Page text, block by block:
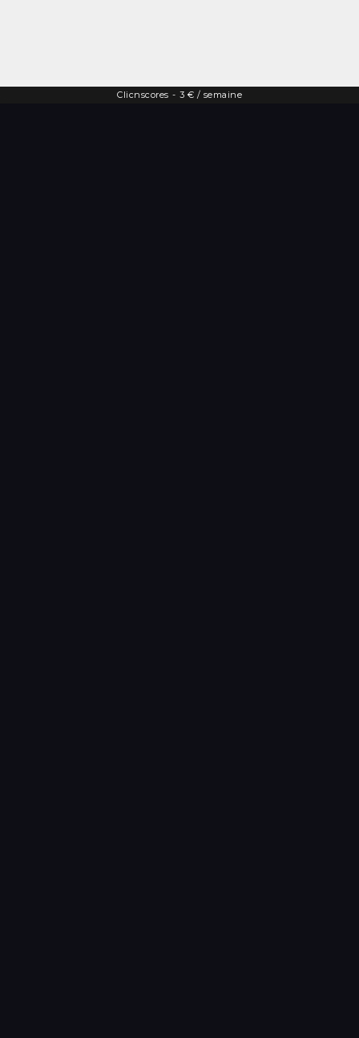
Clicnscores - 3 € / semaine